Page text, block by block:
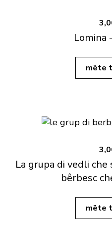
Lomina
mëte
La grupa di vedli
bêrbesc
mëte